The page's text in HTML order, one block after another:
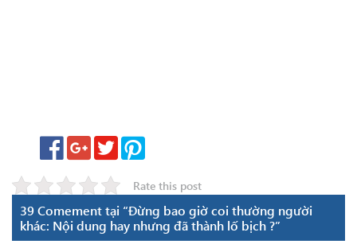
Rate this post
39 Comement tại “Đừng bao giờ coi thường người
khác: Nội dung hay nhưng đã thành lố bịch ?”